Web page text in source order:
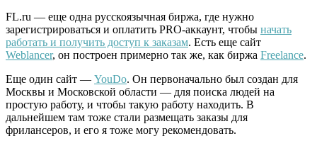
FL.ru — еще одна русскоязычная биржа, где нужно
зарегистрироваться и оплатить PRO-аккаунт, чтобы начать
работать и получить доступ к заказам. Есть еще сайт
Weblancer, он построен примерно так же, как биржа Freelance.
Еще один сайт — YouDo. Он первоначально был создан для
Москвы и Московской области — для поиска людей на
простую работу, и чтобы такую работу находить. В
дальнейшем там тоже стали размещать заказы для
фрилансеров, и его я тоже могу рекомендовать.